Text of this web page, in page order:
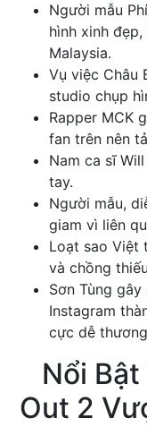
Người mẫu
hình xinh
Malaysia.
Vụ việc Châu
studio chụp
Rapper MCK
fan trên nên
Nam ca sĩ
tay.
Người mẫu,
giam vì liên
Loạt sao Việt
và chồng
Sơn Tùng
Instagram
cực dễ
Nổi
Out 2